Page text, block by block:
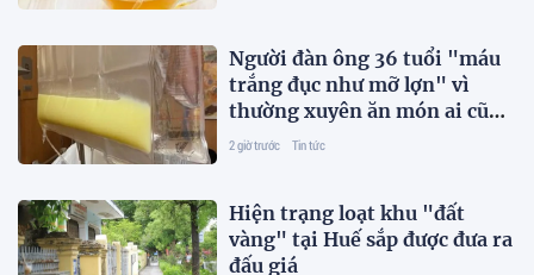
Người đàn ông 36 tuổi "máu
trắng đục như mỡ lợn" vì
thường xuyên ăn món ai cũng
thích
2 giờ trước Tin tức
Hiện trạng loạt khu "đất
vàng" tại Huế sắp được đưa ra
đấu giá